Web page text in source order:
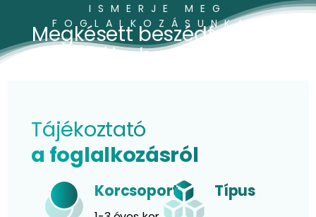
ISMERJE MEG
FOGLALKOZÁSUNKAT
Megkésett beszédfejlődés
terápiája, beszédindítás
Tájékoztató
a foglalkozásról
Korcsoport Típus